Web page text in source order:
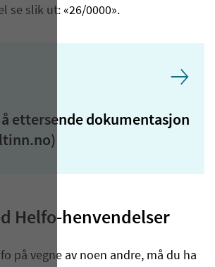
se slik ut: «26/0000».
å ettersende dokumentasjon
Helfo-henvendelser
på vegne av noen andre, må du ha